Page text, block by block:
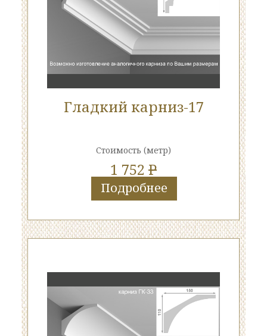
Гладкий карниз-17
Стоимость (метр)
1 752 P
Подробнее